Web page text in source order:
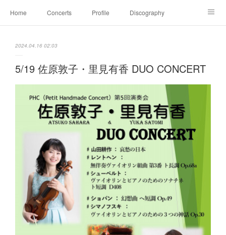
Home Concerts Profile Discography
2024.04.16 02:03
5/19 佐原敦子・里見有香 DUO CONCERT